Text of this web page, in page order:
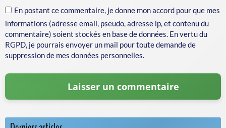
En postant ce commentaire, je donne mon accord pour que mes
informations (adresse email, pseudo, adresse ip, et contenu du
commentaire) soient stockés en base de données. En vertu du
RGPD, je pourrais envoyer un mail pour toute demande de
suppression de mes données personnelles.